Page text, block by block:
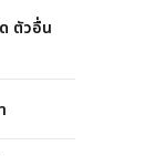
ตัวอื่น